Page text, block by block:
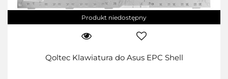
Produkt niedostępny
Qoltec Klawiatura do Asus EPC Shell